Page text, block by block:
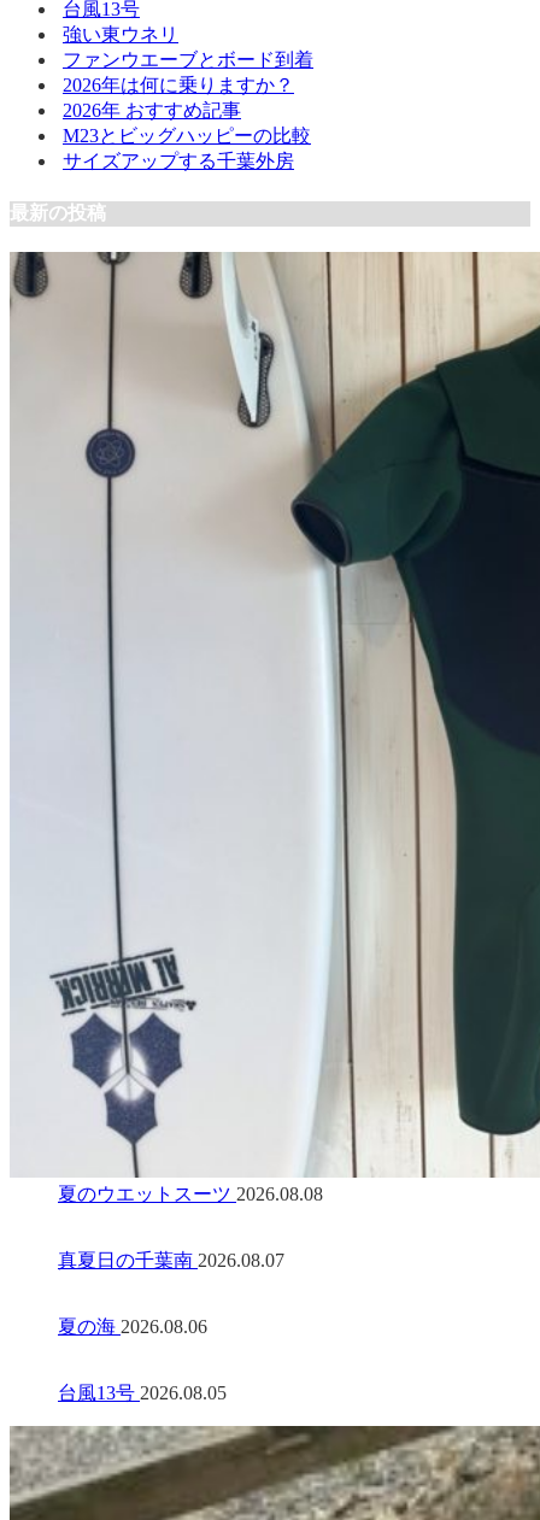
台風13号
強い東ウネリ
ファンウエーブとボード到着
2026年は何に乗りますか？
2026年 おすすめ記事
M23とビッグハッピーの比較
サイズアップする千葉外房
最新の投稿
夏のウエットスーツ 2026.08.08
真夏日の千葉南 2026.08.07
夏の海 2026.08.06
台風13号 2026.08.05